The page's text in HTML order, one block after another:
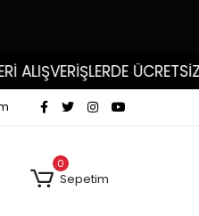
ÜCRETSİZ
0
Sepetim